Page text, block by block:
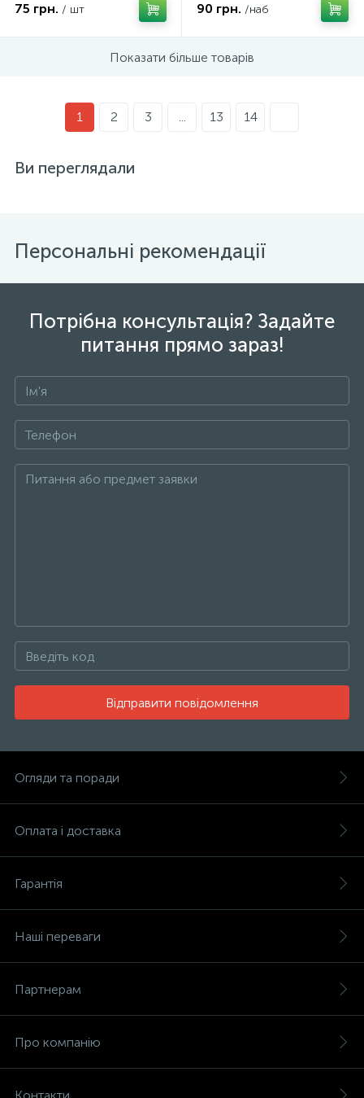
75 грн. / шт 90 грн. /наб
Показати більше товарів
1 2 3 ... 13 14
Ви переглядали
Персональні рекомендації
Потрібна консультація? Задайте
питання прямо зараз!
Відправити повідомлення
Огляди та поради
Оплата і доставка
Гарантія
Наші переваги
Партнерам
Про компанію